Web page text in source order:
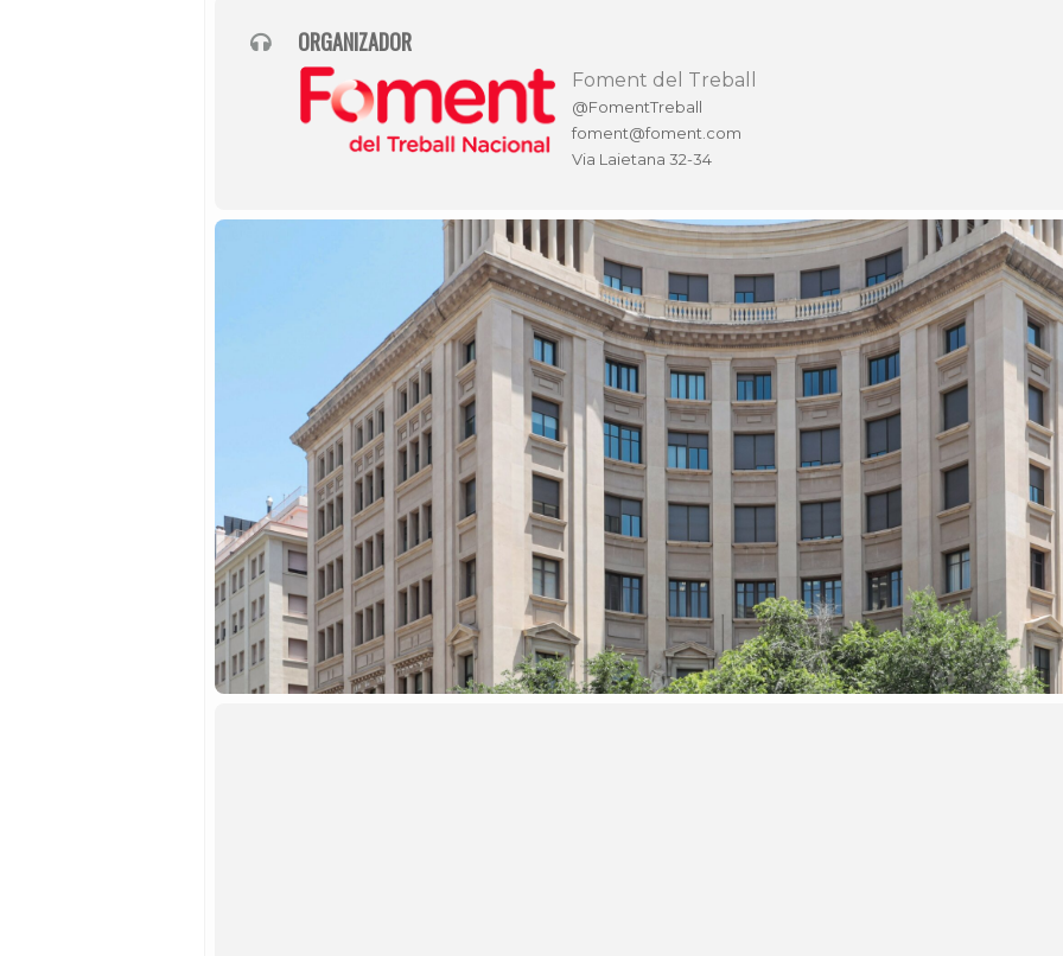
ORGANIZADOR
Foment del Treball
@FomentTreball
foment@foment.com
Via Laietana 32-34